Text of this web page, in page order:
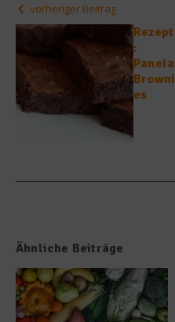
vorheriger Beitrag
Rezept
:
Panela
Browni
es
Ähnliche Beiträge